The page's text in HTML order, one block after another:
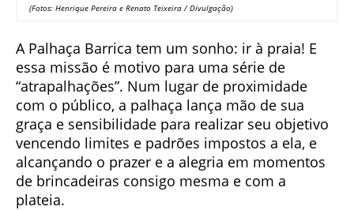
(Fotos: Henrique Pereira e Renato Teixeira / Divulgação)
A Palhaça Barrica tem um sonho: ir à praia! E
essa missão é motivo para uma série de
“atrapalhações”. Num lugar de proximidade
com o público, a palhaça lança mão de sua
graça e sensibilidade para realizar seu objetivo
vencendo limites e padrões impostos a ela, e
alcançando o prazer e a alegria em momentos
de brincadeiras consigo mesma e com a
plateia.